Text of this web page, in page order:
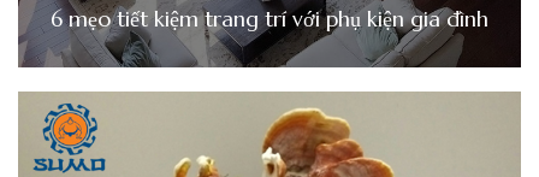
6 mẹo tiết kiệm trang trí với phụ kiện gia đình